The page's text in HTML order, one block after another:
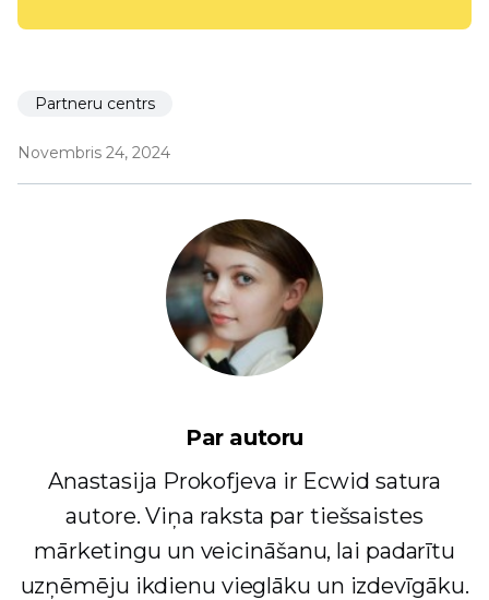
Partneru centrs
Novembris 24, 2024
Par autoru
Anastasija Prokofjeva ir Ecwid satura
autore. Viņa raksta par tiešsaistes
mārketingu un veicināšanu, lai padarītu
uzņēmēju ikdienu vieglāku un izdevīgāku.